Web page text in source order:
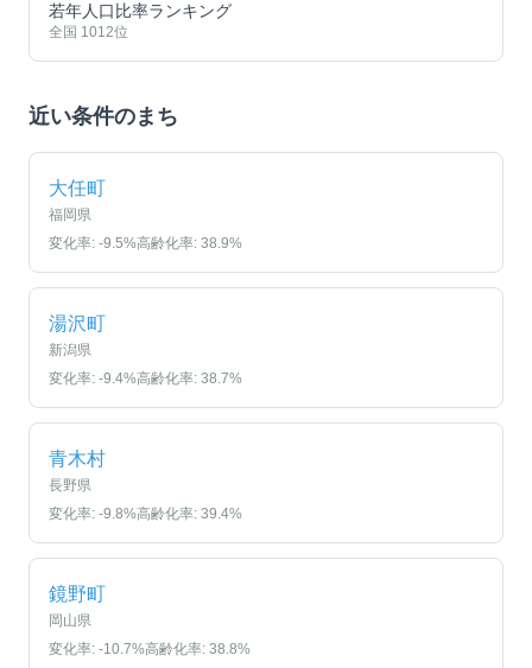
若年人口比率ランキング
全国 1012位
近い条件のまち
大任町
福岡県
変化率: -9.5%高齢化率: 38.9%
湯沢町
新潟県
変化率: -9.4%高齢化率: 38.7%
青木村
長野県
変化率: -9.8%高齢化率: 39.4%
鏡野町
岡山県
変化率: -10.7%高齢化率: 38.8%